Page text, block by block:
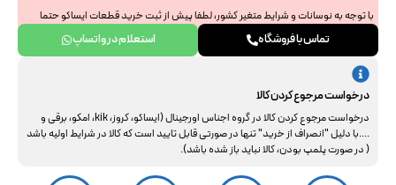
با توجه به نوسانات و شرایط متغیر کشور، لطفا پیش از ثبت خرید قطعات ایساکو حتما
جهت استعلام نهایی با ما هماهنگ فرمایید. از همراهی و درک شما سپاسگزاریم.
تماس با فروشگاه استعلام در واتساپ
درخواست مرجوع کردن کالا
درخواست مرجوع کردن کالا در گروه اجناس اورجینال (ایساکو، کروز، kik، امکو، برقی و
....با دلیل "انصراف از خرید" تنها در صورتی قابل تایید است که کالا در شرایط اولیه باشد
( در صورت پلمپ بودن، کالا نباید باز شده باشد).